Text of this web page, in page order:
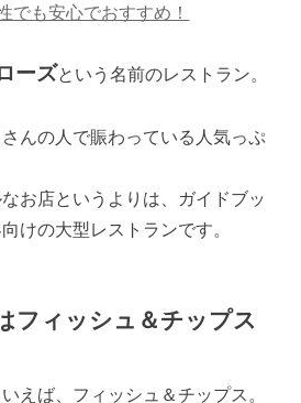
でも安心でおすすめ！
ーズという名前のレストラン。
んの人で賑わっている人気っぷ
お店というよりは、ガイドブッ
けの大型レストランです。
フィッシュ＆チップス
えば、フィッシュ＆チップス。